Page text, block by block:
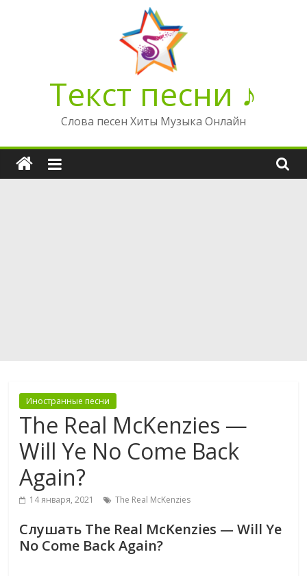
Текст песни ♪
Слова песен Хиты Музыка Онлайн
Иностранные песни
The Real McKenzies —
Will Ye No Come Back
Again?
14 января, 2021 The Real McKenzies
Слушать The Real McKenzies — Will Ye
No Come Back Again?